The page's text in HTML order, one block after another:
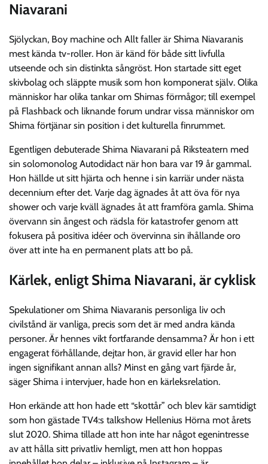
Niavarani
Sjölyckan, Boy machine och Allt faller är Shima Niavaranis
mest kända tv-roller. Hon är känd för både sitt livfulla
utseende och sin distinkta sångröst. Hon startade sitt eget
skivbolag och släppte musik som hon komponerat själv. Olika
människor har olika tankar om Shimas förmågor; till exempel
på Flashback och liknande forum undrar vissa människor om
Shima förtjänar sin position i det kulturella finrummet.
Egentligen debuterade Shima Niavarani på Riksteatern med
sin solomonolog Autodidact när hon bara var 19 år gammal.
Hon hällde ut sitt hjärta och henne i sin karriär under nästa
decennium efter det. Varje dag ägnades åt att öva för nya
shower och varje kväll ägnades åt att framföra gamla. Shima
övervann sin ångest och rädsla för katastrofer genom att
fokusera på positiva idéer och övervinna sin ihållande oro
över att inte ha en permanent plats att bo på.
Kärlek, enligt Shima Niavarani, är cyklisk
Spekulationer om Shima Niavaranis personliga liv och
civilstånd är vanliga, precis som det är med andra kända
personer. Är hennes vikt fortfarande densamma? Är hon i ett
engagerat förhållande, dejtar hon, är gravid eller har hon
ingen signifikant annan alls? Minst en gång vart fjärde år,
säger Shima i intervjuer, hade hon en kärleksrelation.
Hon erkände att hon hade ett “skottår” och blev kär samtidigt
som hon gästade TV4:s talkshow Hellenius Hörna mot årets
slut 2020. Shima tillade att hon inte har något egenintresse
av att hålla sitt privatliv hemligt, men att hon hoppas